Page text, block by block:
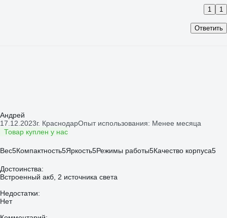
Ответить
1 1
Андрей
17.12.2023г. КраснодарОпыт использования: Менее месяца
Товар куплен у нас
Вес5Компактность5Яркость5Режимы работы5Качество корпуса5
Достоинства:
Встроенный акб, 2 источника света
Недостатки:
Нет